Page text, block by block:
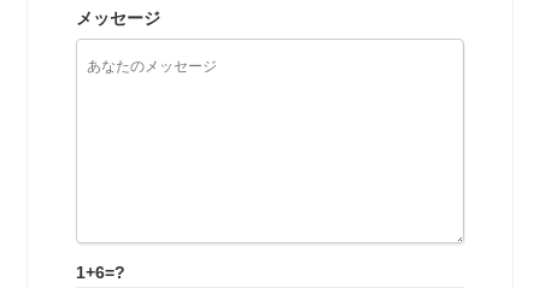
メッセージ
1+6=?